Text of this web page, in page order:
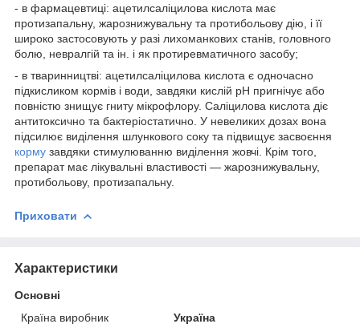
- в фармацевтиці: ацетилсаліцилова кислота має
протизапальну, жарознижувальну та протибольову дію, і її
широко застосовують у разі лихоманкових станів, головного
болю, невралгій та ін. і як протиревматичного засобу;
- в тваринництві: ацетилсаліцилова кислота є одночасно
підкисликом кормів і води, завдяки кислій рН пригнічує або
повністю знищує гниту мікрофлору. Саліцилова кислота діє
антитоксично та бактеріостатично. У невеликих дозах вона
підсилює виділення шлункового соку та підвищує засвоєння
корму завдяки стимулюванню виділення жовчі. Крім того,
препарат має лікувальні властивості — жарознижувальну,
протибольову, протизапальну.
Приховати
Характеристики
Основні
Країна виробник
Україна